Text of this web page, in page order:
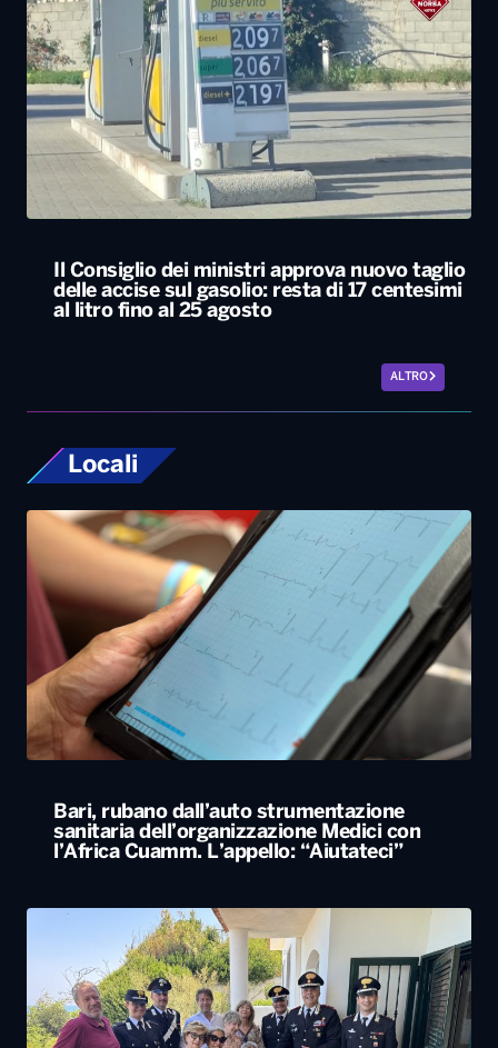
Il Consiglio dei ministri approva nuovo taglio
delle accise sul gasolio: resta di 17 centesimi
al litro fino al 25 agosto
ALTRO
Locali
Bari, rubano dall’auto strumentazione
sanitaria dell’organizzazione Medici con
l’Africa Cuamm. L’appello: “Aiutateci”